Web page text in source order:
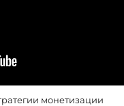
монетизации